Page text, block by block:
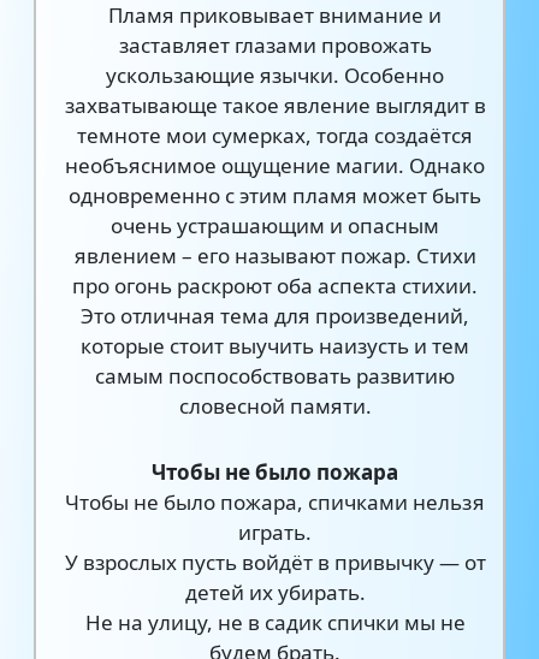
Пламя приковывает внимание и
заставляет глазами провожать
ускользающие язычки. Особенно
захватывающе такое явление выглядит в
темноте мои сумерках, тогда создаётся
необъяснимое ощущение магии. Однако
одновременно с этим пламя может быть
очень устрашающим и опасным
явлением – его называют пожар. Стихи
про огонь раскроют оба аспекта стихии.
Это отличная тема для произведений,
которые стоит выучить наизусть и тем
самым поспособствовать развитию
словесной памяти.
Чтобы не было пожара
Чтобы не было пожара, спичками нельзя
играть.
У взрослых пусть войдёт в привычку — от
детей их убирать.
Не на улицу, не в садик спички мы не
будем брать.